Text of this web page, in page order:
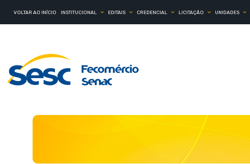
VOLTAR AO INÍCIO INSTITUCIONAL EDITAIS CREDENCIAL LICITAÇÃO UNIDADES